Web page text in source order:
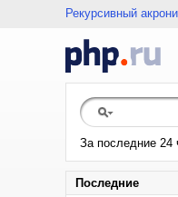
Рекурсивный
За последние 24
Последние